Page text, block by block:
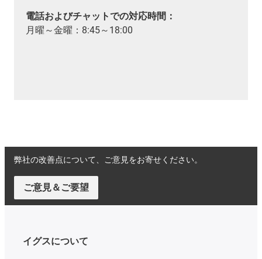
電話およびチャットでの対応時間：
月曜～金曜：8:45～18:00
弊社の改善点について、ご意見をお寄せください。
ご意見＆ご要望
イグスについて